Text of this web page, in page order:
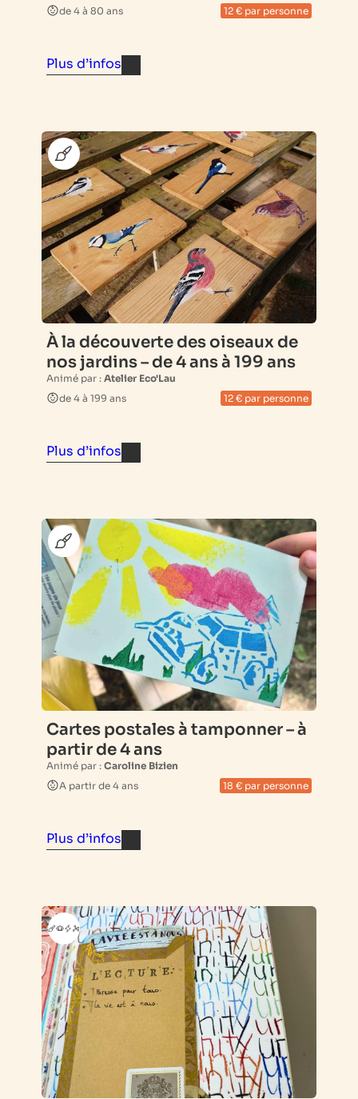
de 4 à 80 ans 12 € par personne
Plus d’infos
À la découverte des oiseaux de
nos jardins – de 4 ans à 199 ans
Animé par : Atelier Eco'Lau
de 4 à 199 ans
12 € par personne
Plus d’infos
Cartes postales à tamponner – à
partir de 4 ans
Animé par : Caroline Bizien
A partir de 4 ans
18 € par personne
Plus d’infos